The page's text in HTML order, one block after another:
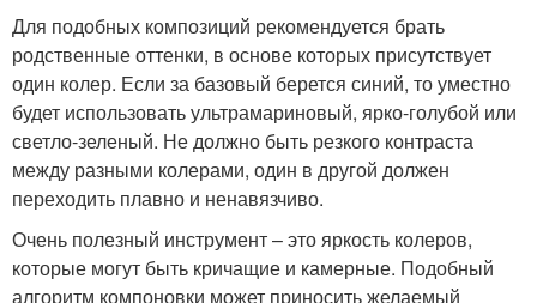
Для подобных композиций рекомендуется брать
родственные оттенки, в основе которых присутствует
один колер. Если за базовый берется синий, то уместно
будет использовать ультрамариновый, ярко-голубой или
светло-зеленый. Не должно быть резкого контраста
между разными колерами, один в другой должен
переходить плавно и ненавязчиво.
Очень полезный инструмент – это яркость колеров,
которые могут быть кричащие и камерные. Подобный
алгоритм компоновки может приносить желаемый